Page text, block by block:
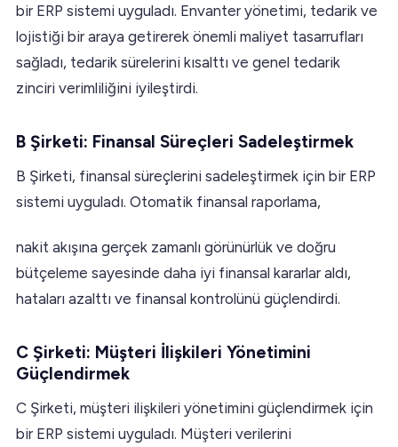
bir ERP sistemi uyguladı. Envanter yönetimi, tedarik ve
lojistiği bir araya getirerek önemli maliyet tasarrufları
sağladı, tedarik sürelerini kısalttı ve genel tedarik
zinciri verimliliğini iyileştirdi.
B Şirketi: Finansal Süreçleri Sadeleştirmek
B Şirketi, finansal süreçlerini sadeleştirmek için bir ERP
sistemi uyguladı. Otomatik finansal raporlama,
nakit akışına gerçek zamanlı görünürlük ve doğru
bütçeleme sayesinde daha iyi finansal kararlar aldı,
hataları azalttı ve finansal kontrolünü güçlendirdi.
C Şirketi: Müşteri İlişkileri Yönetimini
Güçlendirmek
C Şirketi, müşteri ilişkileri yönetimini güçlendirmek için
bir ERP sistemi uyguladı. Müşteri verilerini